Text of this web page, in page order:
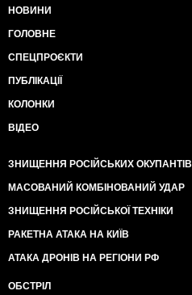
НОВИНИ
ГОЛОВНЕ
СПЕЦПРОЄКТИ
ПУБЛІКАЦІЇ
КОЛОНКИ
ВІДЕО
ЗНИЩЕННЯ РОСІЙСЬКИХ ОКУПАНТІВ
МАСОВАНИЙ КОМБІНОВАНИЙ УДАР
ЗНИЩЕННЯ РОСІЙСЬКОЇ ТЕХНІКИ
РАКЕТНА АТАКА НА КИЇВ
АТАКА ДРОНІВ НА РЕГІОНИ РФ
ОБСТРІЛ